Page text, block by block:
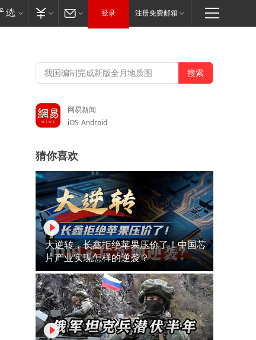
登录 注册免费邮箱
网易新闻
iOS Android
猜你喜欢
大逆转，长鑫拒绝苹果压价了！中国芯
片产业实现怎样的逆袭？